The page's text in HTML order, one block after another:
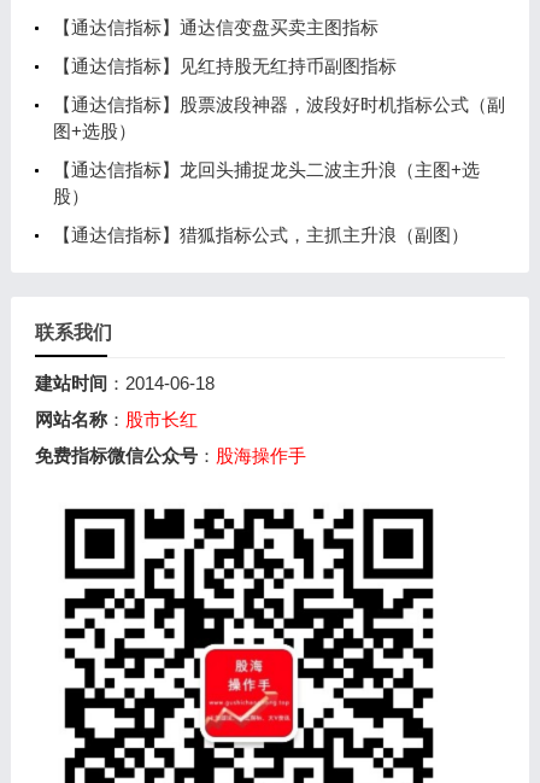
【通达信指标】通达信变盘买卖主图指标
【通达信指标】见红持股无红持币副图指标
【通达信指标】股票波段神器，波段好时机指标公式（副
图+选股）
【通达信指标】龙回头捕捉龙头二波主升浪（主图+选
股）
【通达信指标】猎狐指标公式，主抓主升浪（副图）
联系我们
建站时间 ：2014-06-18
网站名称： 股市长红
免费指标微信公众号： 股海操作手